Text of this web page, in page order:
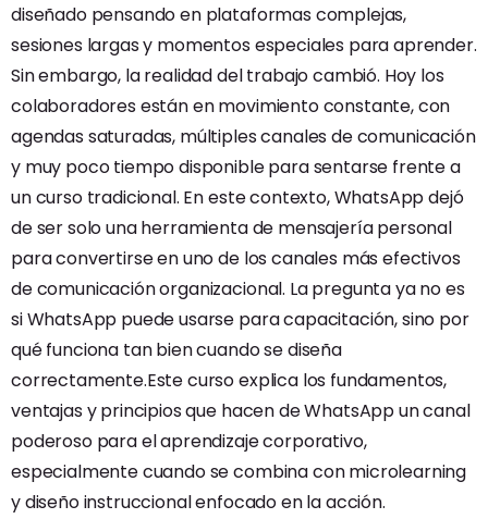
diseñado pensando en plataformas complejas,
sesiones largas y momentos especiales para aprender.
Sin embargo, la realidad del trabajo cambió. Hoy los
colaboradores están en movimiento constante, con
agendas saturadas, múltiples canales de comunicación
y muy poco tiempo disponible para sentarse frente a
un curso tradicional. En este contexto, WhatsApp dejó
de ser solo una herramienta de mensajería personal
para convertirse en uno de los canales más efectivos
de comunicación organizacional. La pregunta ya no es
si WhatsApp puede usarse para capacitación, sino por
qué funciona tan bien cuando se diseña
correctamente.Este curso explica los fundamentos,
ventajas y principios que hacen de WhatsApp un canal
poderoso para el aprendizaje corporativo,
especialmente cuando se combina con microlearning
y diseño instruccional enfocado en la acción.